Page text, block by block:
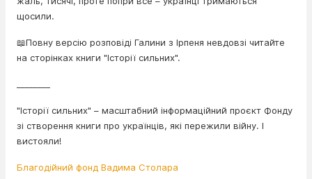
щосили.
📖Повну версію розповіді Галини з Ірпеня невдовзі читайте
на сторінках книги "Історії сильних".
"Історії сильних" – масштабний інформаційний проєкт Фонду
зі створення книги про українців, які пережили війну. І
вистояли!
Благодійний фонд Вадима Столара